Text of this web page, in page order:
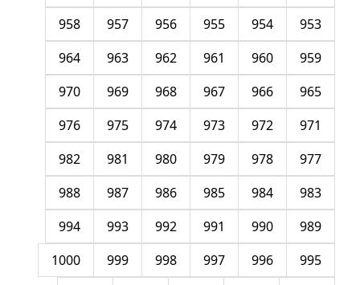
953
954
955
956
957
958
959
960
961
962
963
964
965
966
967
968
969
970
971
972
973
974
975
976
977
978
979
980
981
982
983
984
985
986
987
988
989
990
991
992
993
994
995
996
997
998
999
1000